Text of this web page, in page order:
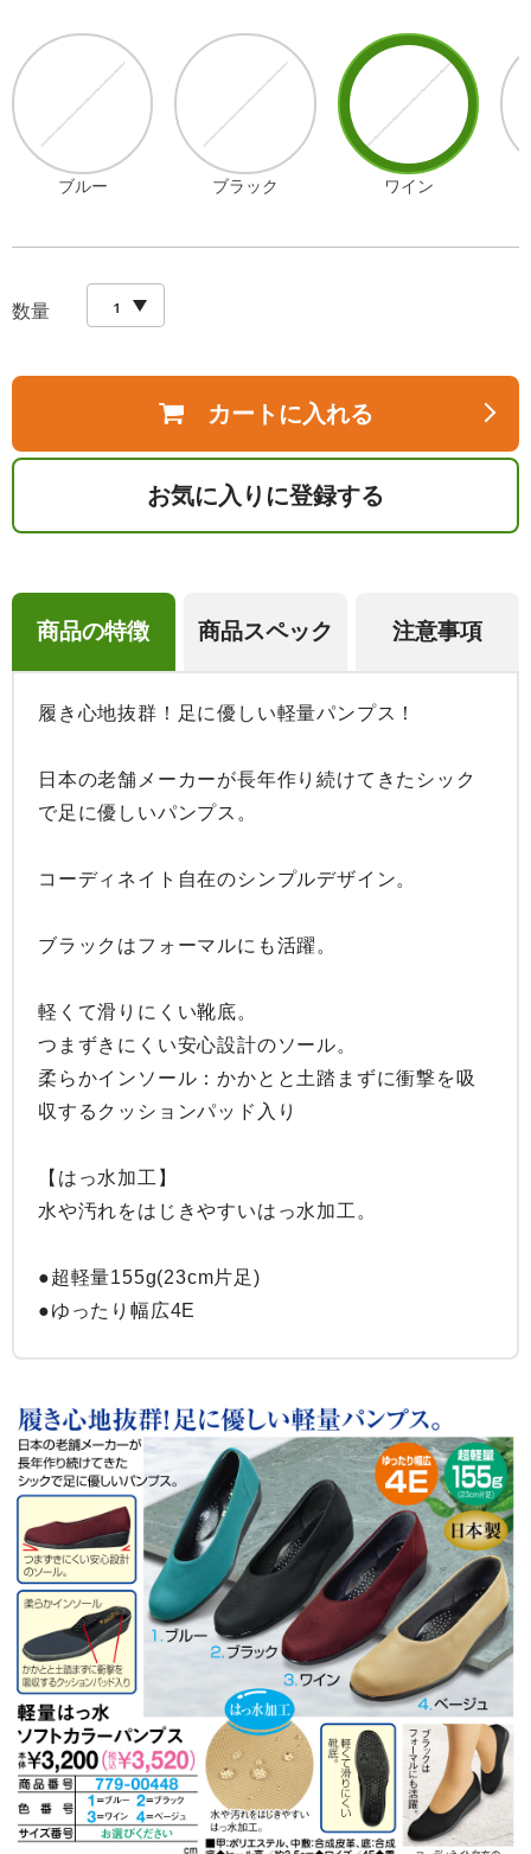
ブルー ブラック ワイン
数量
カートに入れる
お気に入りに登録する
商品の特徴 商品スペック 注意事項
履き心地抜群！足に優しい軽量パンプス！
日本の老舗メーカーが長年作り続けてきたシック
で足に優しいパンプス。
コーディネイト自在のシンプルデザイン。
ブラックはフォーマルにも活躍。
軽くて滑りにくい靴底。
つまずきにくい安心設計のソール。
柔らかインソール：かかとと土踏まずに衝撃を吸
収するクッションパッド入り
【はっ水加工】
水や汚れをはじきやすいはっ水加工。
●超軽量155g(23cm片足)
●ゆったり幅広4E